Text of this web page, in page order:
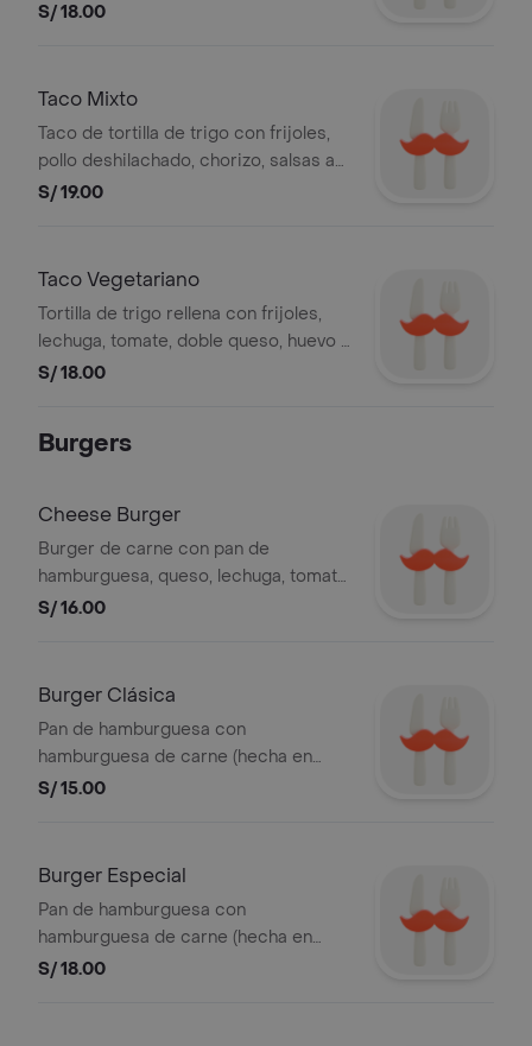
S/ 18.00
Taco Mixto
Taco de tortilla de trigo con frijoles,
pollo deshilachado, chorizo, salsas a
elección
S/ 19.00
Taco Vegetariano
Tortilla de trigo rellena con frijoles,
lechuga, tomate, doble queso, huevo y
salsas a elegir.
S/ 18.00
Burgers
Cheese Burger
Burger de carne con pan de
hamburguesa, queso, lechuga, tomate,
papitas al hilo, salsas a elección
S/ 16.00
Burger Clásica
Pan de hamburguesa con
hamburguesa de carne (hecha en
casa), lechuga , tomate, papitas al hilo
S/ 15.00
Burger Especial
Pan de hamburguesa con
hamburguesa de carne (hecha en
casa), queso, tocino, lechuga , tomate,
S/ 18.00